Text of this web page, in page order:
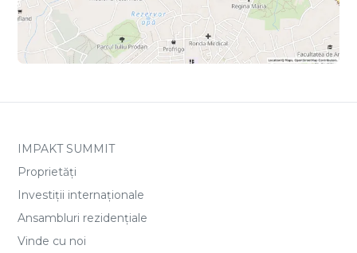
IMPAKT SUMMIT
Proprietăți
Investiții internaționale
Ansambluri rezidențiale
Vinde cu noi